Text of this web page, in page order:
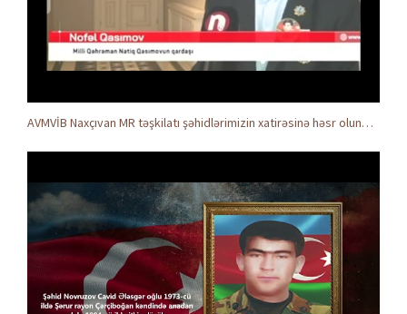
AVMVİB Naxçıvan MR təşkilatı şəhidlərimizin xatirəsinə həsr olunmuş tədbir keçirdi